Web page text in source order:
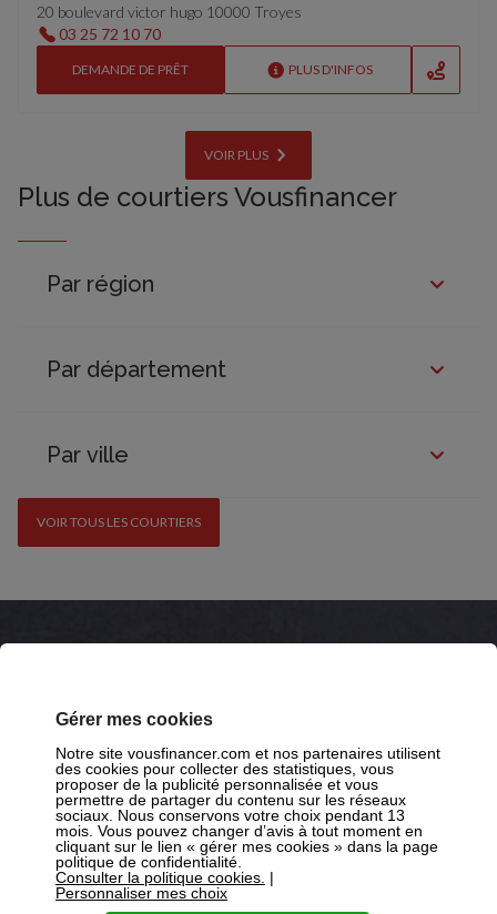
20 boulevard victor hugo 10000 Troyes
03 25 72 10 70
DEMANDE DE PRÊT PLUS D'INFOS
VOIR PLUS
Plus de courtiers Vousfinancer
Par région
Par département
Par ville
VOIR TOUS LES COURTIERS
sur Facebook
sur X
sur Youtube
sur LinkedIn
Gérer mes cookies
Notre site vousfinancer.com et nos partenaires utilisent
des cookies pour collecter des statistiques, vous
proposer de la publicité personnalisée et vous
permettre de partager du contenu sur les réseaux
sociaux. Nous conservons votre choix pendant 13
mois. Vous pouvez changer d’avis à tout moment en
cliquant sur le lien « gérer mes cookies » dans la page
politique de confidentialité.
Consulter la politique cookies. |
Personnaliser mes choix